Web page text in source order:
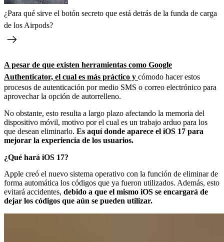
¿Para qué sirve el botón secreto que está detrás de la funda de carga
de los Airpods?
A pesar de que existen herramientas como Google
Authenticator, el cual es más práctico y cómodo hacer estos
procesos de autenticación por medio SMS o correo electrónico para
aprovechar la opción de autorrelleno.
No obstante, esto resulta a largo plazo afectando la memoria del
dispositivo móvil, motivo por el cual es un trabajo arduo para los
que desean eliminarlo. Es aquí donde aparece el iOS 17 para
mejorar la experiencia de los usuarios.
¿Qué hará iOS 17?
Apple creó el nuevo sistema operativo con la función de eliminar de
forma automática los códigos que ya fueron utilizados. Además, esto
evitará accidentes, debido a que el mismo iOS se encargará de
dejar los códigos que aún se pueden utilizar.